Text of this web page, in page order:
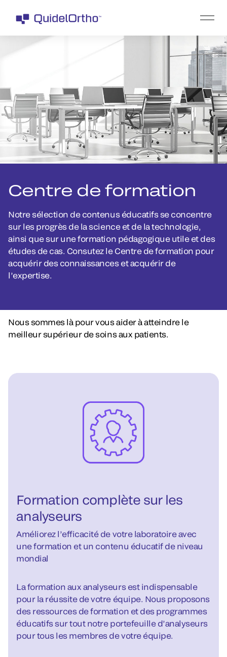
Centre de formation
Notre sélection de contenus éducatifs se concentre
sur les progrès de la science et de la technologie,
ainsi que sur une formation pédagogique utile et des
études de cas. Consutez le Centre de formation pour
acquérir des connaissances et acquérir de
l’expertise.
Nous sommes là pour vous aider à atteindre le
meilleur supérieur de soins aux patients.
Formation complète sur les
analyseurs
Améliorez l’efficacité de votre laboratoire avec
une formation et un contenu éducatif de niveau
mondial
La formation aux analyseurs est indispensable
pour la réussite de votre équipe. Nous proposons
des ressources de formation et des programmes
éducatifs sur tout notre portefeuille d’analyseurs
pour tous les membres de votre équipe.